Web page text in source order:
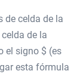
de celda de la
de la
el signo $ (es
esta fórmula